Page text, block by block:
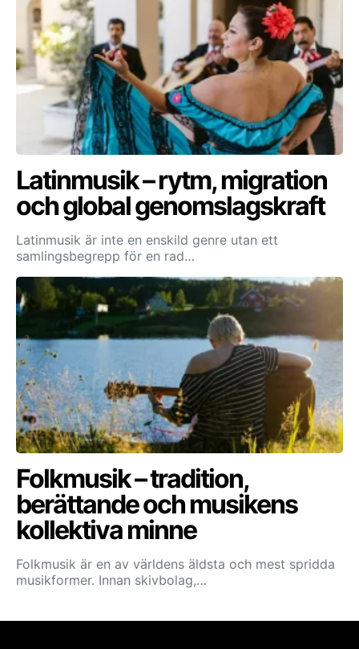
Latinmusik – rytm, migration
och global genomslagskraft
Latinmusik är inte en enskild genre utan ett
samlingsbegrepp för en rad…
Folkmusik – tradition,
berättande och musikens
kollektiva minne
Folkmusik är en av världens äldsta och mest spridda
musikformer. Innan skivbolag,…